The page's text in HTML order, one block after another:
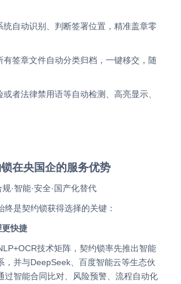
统自动识别、判断签署位置，精准盖章零
有签章文件自动分类归档，一键移交，随
或者法律禁用语等自动检测、高亮显示、
锁在央国企的服务优势
合规·智能·安全·国产化替代
终是契约锁获得选择的关键：
更快捷
，并与DeepSeek、百度智能云等生态伙
过智能合同比对、风险预警、流程自动化